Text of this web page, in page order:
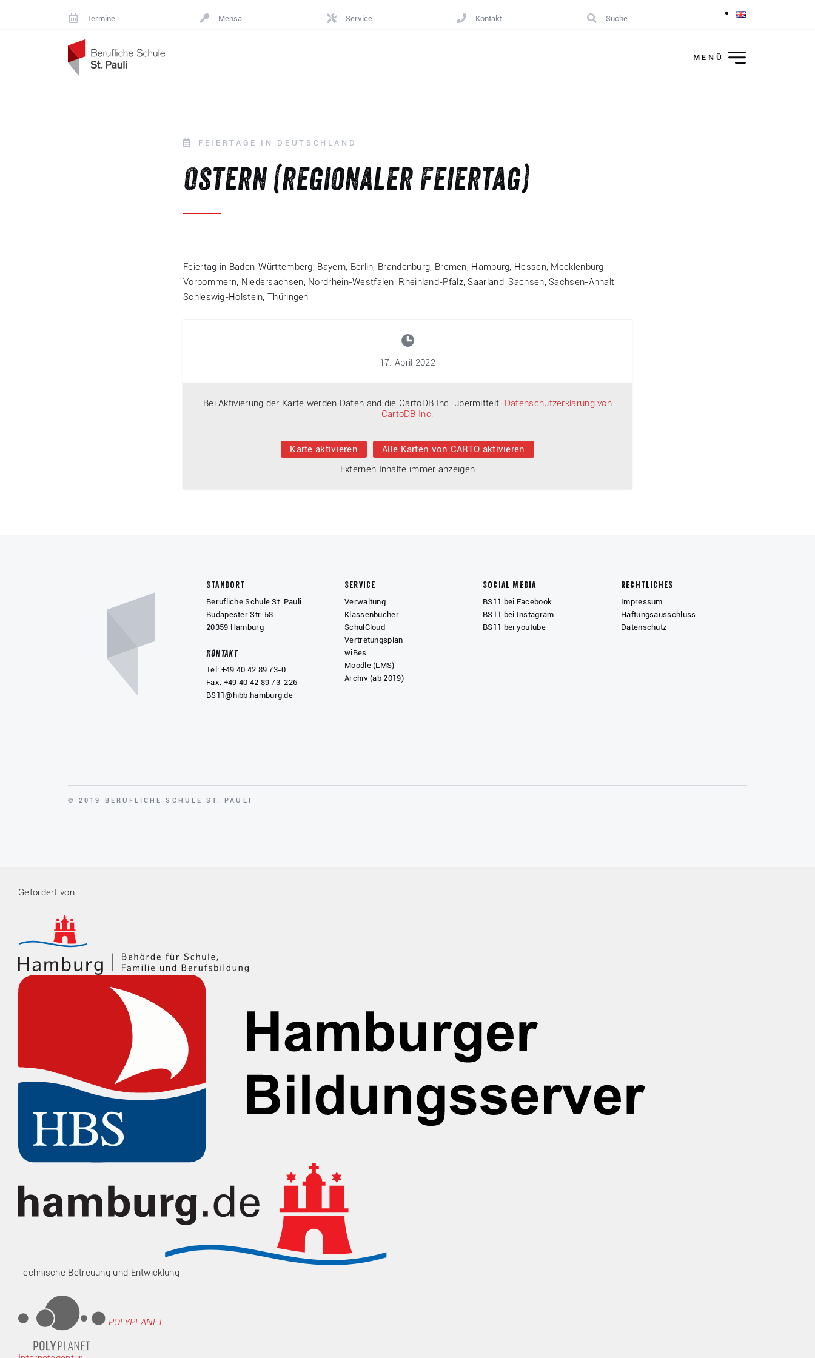
Termine Mensa Service Kontakt Suche
MENÜ
FEIERTAGE IN DEUTSCHLAND
Ostern (regionaler Feiertag)
Feiertag in Baden-Württemberg, Bayern, Berlin, Brandenburg, Bremen, Hamburg, Hessen, Mecklenburg-
Vorpommern, Niedersachsen, Nordrhein-Westfalen, Rheinland-Pfalz, Saarland, Sachsen, Sachsen-Anhalt,
Schleswig-Holstein, Thüringen
17. April 2022
Bei Aktivierung der Karte werden Daten and die CartoDB Inc. übermittelt. Datenschutzerklärung von
CartoDB Inc.
Karte aktivieren
Alle Karten von CARTO aktivieren
Externen Inhalte immer anzeigen
Standort
Berufliche Schule St. Pauli
Budapester Str. 58
20359 Hamburg
Kontakt
Tel: +49 40 42 89 73-0
Fax: +49 40 42 89 73-226
BS11@hibb.hamburg.de
Service
Verwaltung
Klassenbücher
SchulCloud
Vertretungsplan
wiBes
Moodle (LMS)
Archiv (ab 2019)
Social Media
BS11 bei Facebook
BS11 bei Instagram
BS11 bei youtube
Rechtliches
Impressum
Haftungsausschluss
Datenschutz
COPYRIGHT
© 2019 BERUFLICHE SCHULE ST. PAULI
Gefördert von
Technische Betreuung und Entwicklung
POLYPLANET